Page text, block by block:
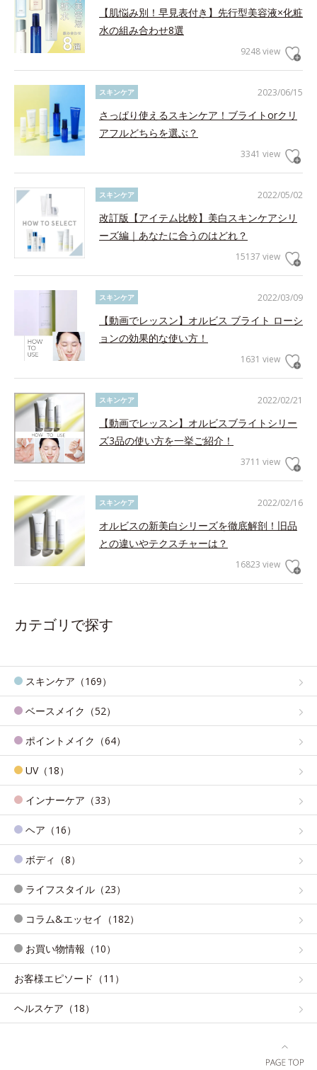
【肌悩み別！早見表付き】先行型美容液×化粧
水の組み合わせ8選
9248 view
2023/06/15
スキンケア
さっぱり使えるスキンケア！ブライトorクリ
アフルどちらを選ぶ？
3341 view
2022/05/02
スキンケア
改訂版【アイテム比較】美白スキンケアシリ
ーズ編｜あなたに合うのはどれ？
15137 view
2022/03/09
スキンケア
【動画でレッスン】オルビス ブライト ローシ
ョンの効果的な使い方！
1631 view
2022/02/21
スキンケア
【動画でレッスン】オルビスブライトシリー
ズ3品の使い方を一挙ご紹介！
3711 view
2022/02/16
スキンケア
オルビスの新美白シリーズを徹底解剖！旧品
との違いやテクスチャーは？
16823 view
カテゴリで探す
スキンケア（169）
ベースメイク（52）
ポイントメイク（64）
UV（18）
インナーケア（33）
ヘア（16）
ボディ（8）
ライフスタイル（23）
コラム&エッセイ（182）
お買い物情報（10）
お客様エピソード（11）
ヘルスケア（18）